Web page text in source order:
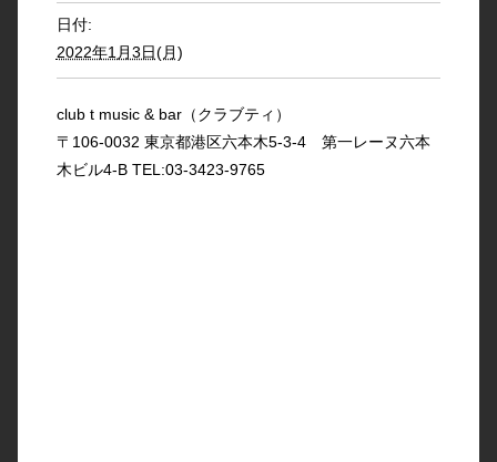
日付:
2022年1月3日(月)
club t music & bar（クラブティ）
〒106-0032 東京都港区六本木5-3-4 第一レーヌ六本
木ビル4-B TEL:03-3423-9765